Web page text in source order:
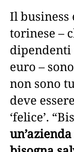
Il
torinese –
euro –
non sono
deve
‘felice’.